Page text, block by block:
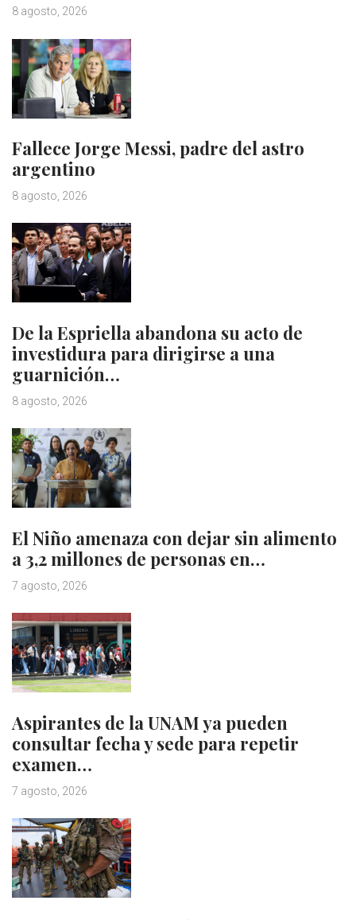
8 agosto, 2026
Fallece Jorge Messi, padre del astro
argentino
8 agosto, 2026
De la Espriella abandona su acto de
investidura para dirigirse a una
guarnición…
8 agosto, 2026
El Niño amenaza con dejar sin alimento
a 3,2 millones de personas en…
7 agosto, 2026
Aspirantes de la UNAM ya pueden
consultar fecha y sede para repetir
examen…
7 agosto, 2026